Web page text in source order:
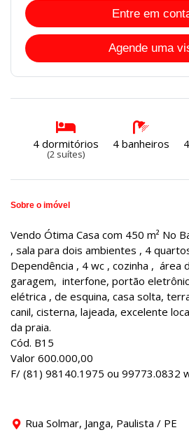
Entre em
Agende uma
4 dormitórios
(2 suítes)
4 banheiros
Sobre o imóvel
Vendo Ótima Casa com 450 m² No
, sala para dois ambientes , 4
Dependência , 4 wc , cozinha , área
garagem, interfone, portão
elétrica , de esquina, casa solta,
canil, cisterna, lajeada, excelente
da praia.
Cód. B15
Valor 600.000,00
F/ (81) 98140.1975 ou 99773.0832
Rua Solmar, Janga, Paulista / PE